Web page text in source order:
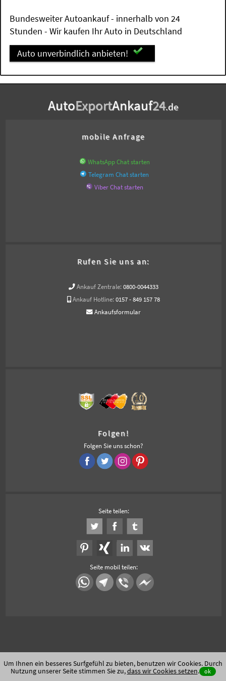
Bundesweiter Autoankauf - innerhalb von 24
Stunden - Wir kaufen Ihr Auto in Deutschland
Auto unverbindlich anbieten!
AutoExportAnkauf24.de
mobile Anfrage
WhatsApp Chat starten
Telegram Chat starten
Viber Chat starten
Rufen Sie uns an:
Ankauf Zentrale: 0800-0044333
Ankauf Hotline: 0157 - 849 157 78
Ankaufsformular
Folgen!
Folgen Sie uns schon?
Seite teilen:
Seite mobil teilen:
Unfallauto verkaufen Auto Export Afrika, Osteuropa und
Um Ihnen ein besseres Surfgefühl zu bieten, benutzen wir Cookies. Durch
Nutzung unserer Seite stimmen Sie zu,dass wir Cookies setzen. ok